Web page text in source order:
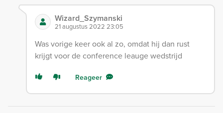
Wizard_Szymanski
21 augustus 2022 23:05
Was vorige keer ook al zo, omdat hij dan rust
krijgt voor de conference leauge wedstrijd
Reageer